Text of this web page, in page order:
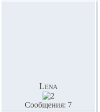
Lena
Сообщения: 7